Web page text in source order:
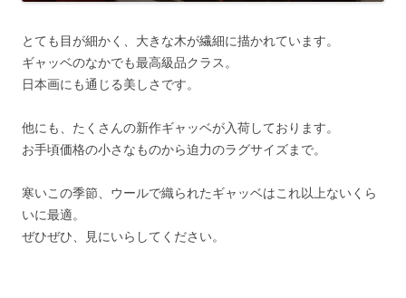
とても目が細かく、大きな木が繊細に描かれています。
ギャッベのなかでも最高級品クラス。
日本画にも通じる美しさです。
他にも、たくさんの新作ギャッベが入荷しております。
お手頃価格の小さなものから迫力のラグサイズまで。
寒いこの季節、ウールで織られたギャッベはこれ以上ないくら
いに最適。
ぜひぜひ、見にいらしてください。